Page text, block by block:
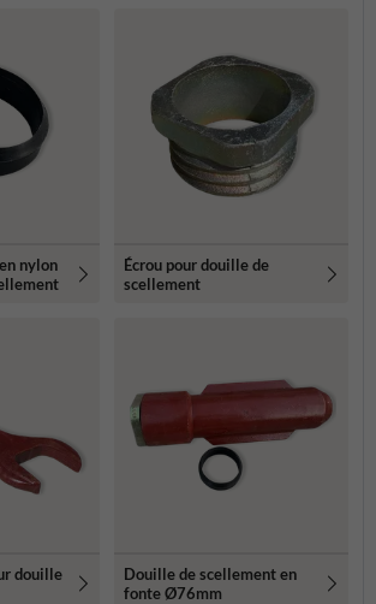
nylon
Écrou pour douille de
scellement
douille
Douille de scellement en
fonte Ø76mm